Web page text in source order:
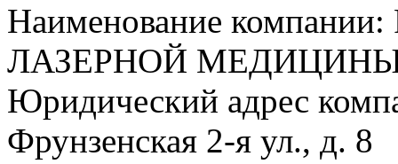
Наименование
ЛАЗЕРНОЙ
Юридический адрес
Фрунзенская 2-я ул., д. 8